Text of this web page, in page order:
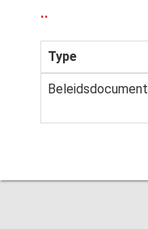
..
Type
Beleidsdocument